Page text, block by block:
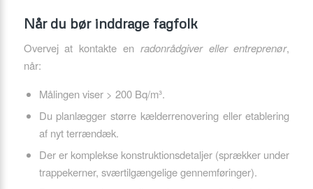
Når du bør inddrage fagfolk
Overvej at kontakte en radonrådgiver eller entreprenør,
når:
Målingen viser > 200 Bq/m³.
Du planlægger større kælderrenovering eller etablering
af nyt terrændæk.
Der er komplekse konstruktionsdetaljer (sprækker under
trappekerner, sværtilgængelige gennemføringer).